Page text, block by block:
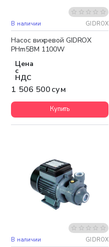
Бесплатная доставка
В наличии GIDROX
Насос вихревой GIDROX
PHm5BM 1100W
Цена
с
НДС
1 506 500 сум
Купить
В наличии GIDROX